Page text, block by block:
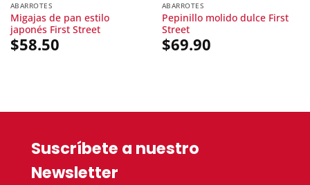
ABARROTES
Migajas de pan estilo
japonés First Street
$58.50
ABARROTES
Pepinillo molido dulce First
Street
$69.90
Suscríbete a nuestro
Newsletter